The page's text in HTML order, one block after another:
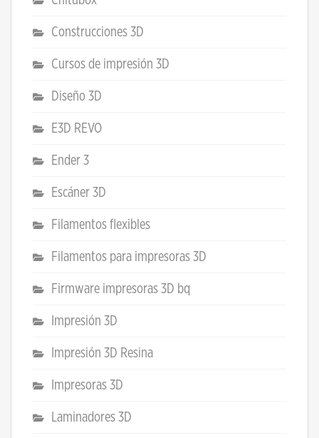
Construcciones 3D
Cursos de impresión 3D
Diseño 3D
E3D REVO
Ender 3
Escáner 3D
Filamentos flexibles
Filamentos para impresoras 3D
Firmware impresoras 3D bq
Impresión 3D
Impresión 3D Resina
Impresoras 3D
Laminadores 3D